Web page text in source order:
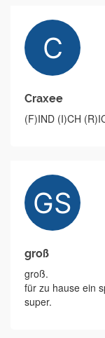
Craxee
(F)IND (I)CH
groß
groß.
für zu hause ein
super.